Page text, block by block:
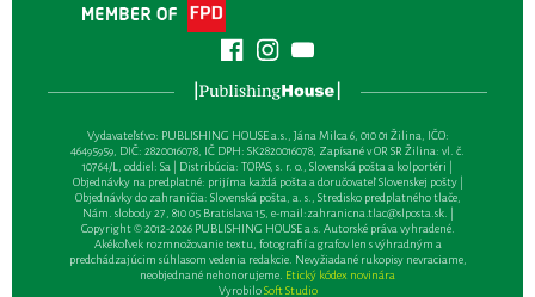
Vydavateľsťvo: PUBLISHING HOUSE a.s., Jána Milca 6, 010 01 Žilina, IČO:
46495959, DIČ: 2820016078, IČ DPH: SK2820016078, Zapísané v OR SR Žilina: vl. č.
10764/L, oddiel: Sa | Distribúcia: TOPAS, s. r. o., Slovenská pošta a kolportéri |
Objednávky na predplatné: prijíma každá pošta a doručovateľ Slovenskej pošty |
Objednávky do zahraničia: Slovenská pošta, a. s., Stredisko predplatného tlače,
Nám. slobody 27, 810 05 Bratislava 15, e-mail:zahranicna.tlac@slposta.sk. |
Copyright © 2012-2026 PUBLISHING HOUSE a.s. Autorské práva vyhradené.
Akékoľvek rozmnožovanie textu, fotografií a grafov len s výhradným a
predchádzajúcim súhlasom vedenia redakcie. Nevyžiadané rukopisy nevraciame,
neobjednané nehonorujeme. Etický kódex novinára
VyrobiloSoft Studio